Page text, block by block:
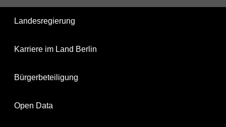
Landesregierung
Karriere im Land Berlin
Bürgerbeteiligung
Open Data